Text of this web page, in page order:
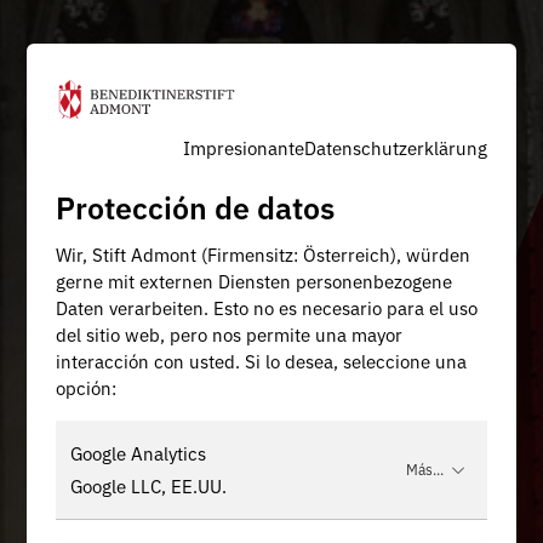
ImpresionanteDatenschutzerklärung
Protección de datos
Wir, Stift Admont (Firmensitz: Österreich), würden
gerne mit externen Diensten personenbezogene
Daten verarbeiten. Esto no es necesario para el uso
del sitio web, pero nos permite una mayor
interacción con usted. Si lo desea, seleccione una
opción:
Google Analytics
Google LLC, EE.UU.
Más...